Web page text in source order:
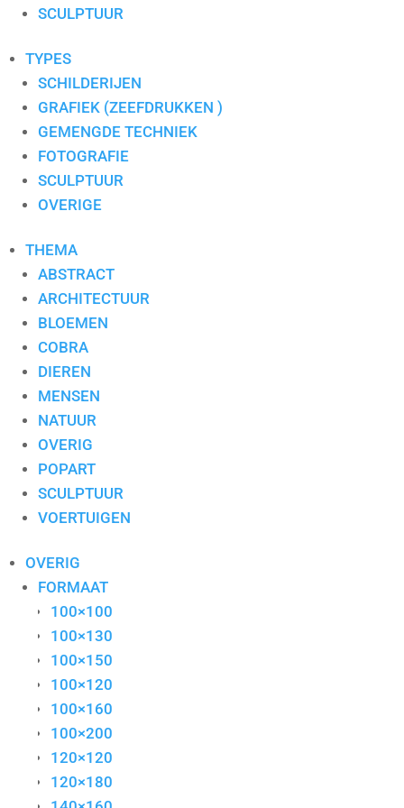
S. PAULISSEN
SJER JACOBS
SUSAN RUITER
THEO KOSTER
THEO ONNES
TINEKE ROIJMANS
VAN DAM
VAN DER MADE
WIL WILLEMSE
SCULPTUUR
TYPES
SCHILDERIJEN
GRAFIEK (ZEEFDRUKKEN )
GEMENGDE TECHNIEK
FOTOGRAFIE
SCULPTUUR
OVERIGE
THEMA
ABSTRACT
ARCHITECTUUR
BLOEMEN
COBRA
DIEREN
MENSEN
NATUUR
OVERIG
POPART
SCULPTUUR
VOERTUIGEN
OVERIG
FORMAAT
100×100
100×130
100×150
100×120
100×160
100×200
120×120
120×180